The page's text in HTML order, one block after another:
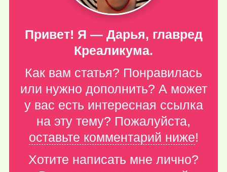
Привет! Я — Дарья, главред
Креаликума.
Как вам статья? Понравилась
или нужно дополнить? А может
у вас есть интересная ссылка
на эту тему? Пожалуйста,
оставьте комментарий ниже!
Хотите написать мне лично?